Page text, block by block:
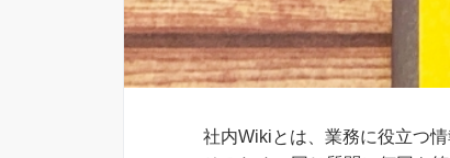
社内Wikiとは、業務に役立つ